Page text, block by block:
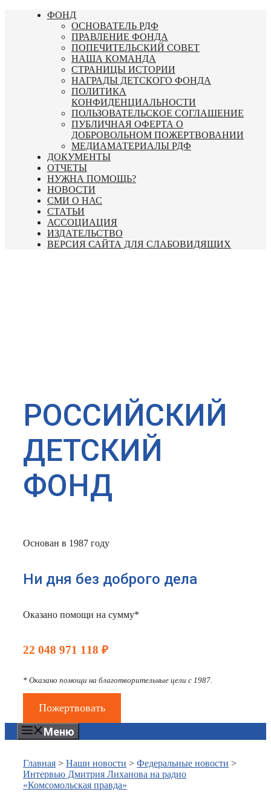
Перейти
ФОНД
ОСНОВАТЕЛЬ РДФ
ПРАВЛЕНИЕ ФОНДА
ПОПЕЧИТЕЛЬСКИЙ СОВЕТ
НАША КОМАНДА
СТРАНИЦЫ ИСТОРИИ
НАГРАДЫ ДЕТСКОГО ФОНДА
ПОЛИТИКА
КОНФИДЕНЦИАЛЬНОСТИ
ПОЛЬЗОВАТЕЛЬСКОЕ СОГЛАШЕНИЕ
ПУБЛИЧНАЯ ОФЕРТА О
ДОБРОВОЛЬНОМ ПОЖЕРТВОВАНИИ
МЕДИАМАТЕРИАЛЫ РДФ
ДОКУМЕНТЫ
ОТЧЕТЫ
НУЖНА ПОМОЩЬ?
НОВОСТИ
СМИ О НАС
СТАТЬИ
АССОЦИАЦИЯ
ИЗДАТЕЛЬСТВО
ВЕРСИЯ САЙТА ДЛЯ СЛАБОВИДЯЩИХ
РОССИЙСКИЙ
ДЕТСКИЙ
ФОНД
Основан в 1987 году
Ни дня без доброго дела
Оказано помощи на сумму*
22 048 971 118 ₽
* Оказано помощи на благотворительные цели с 1987.
Пожертвовать
Меню
Главная > Наши новости > Федеральные новости >
Интервью Дмитрия Лиханова на радио
«Комсомольская правда»